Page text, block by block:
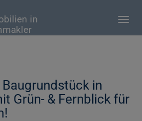
in
Grün- & Fernblick für